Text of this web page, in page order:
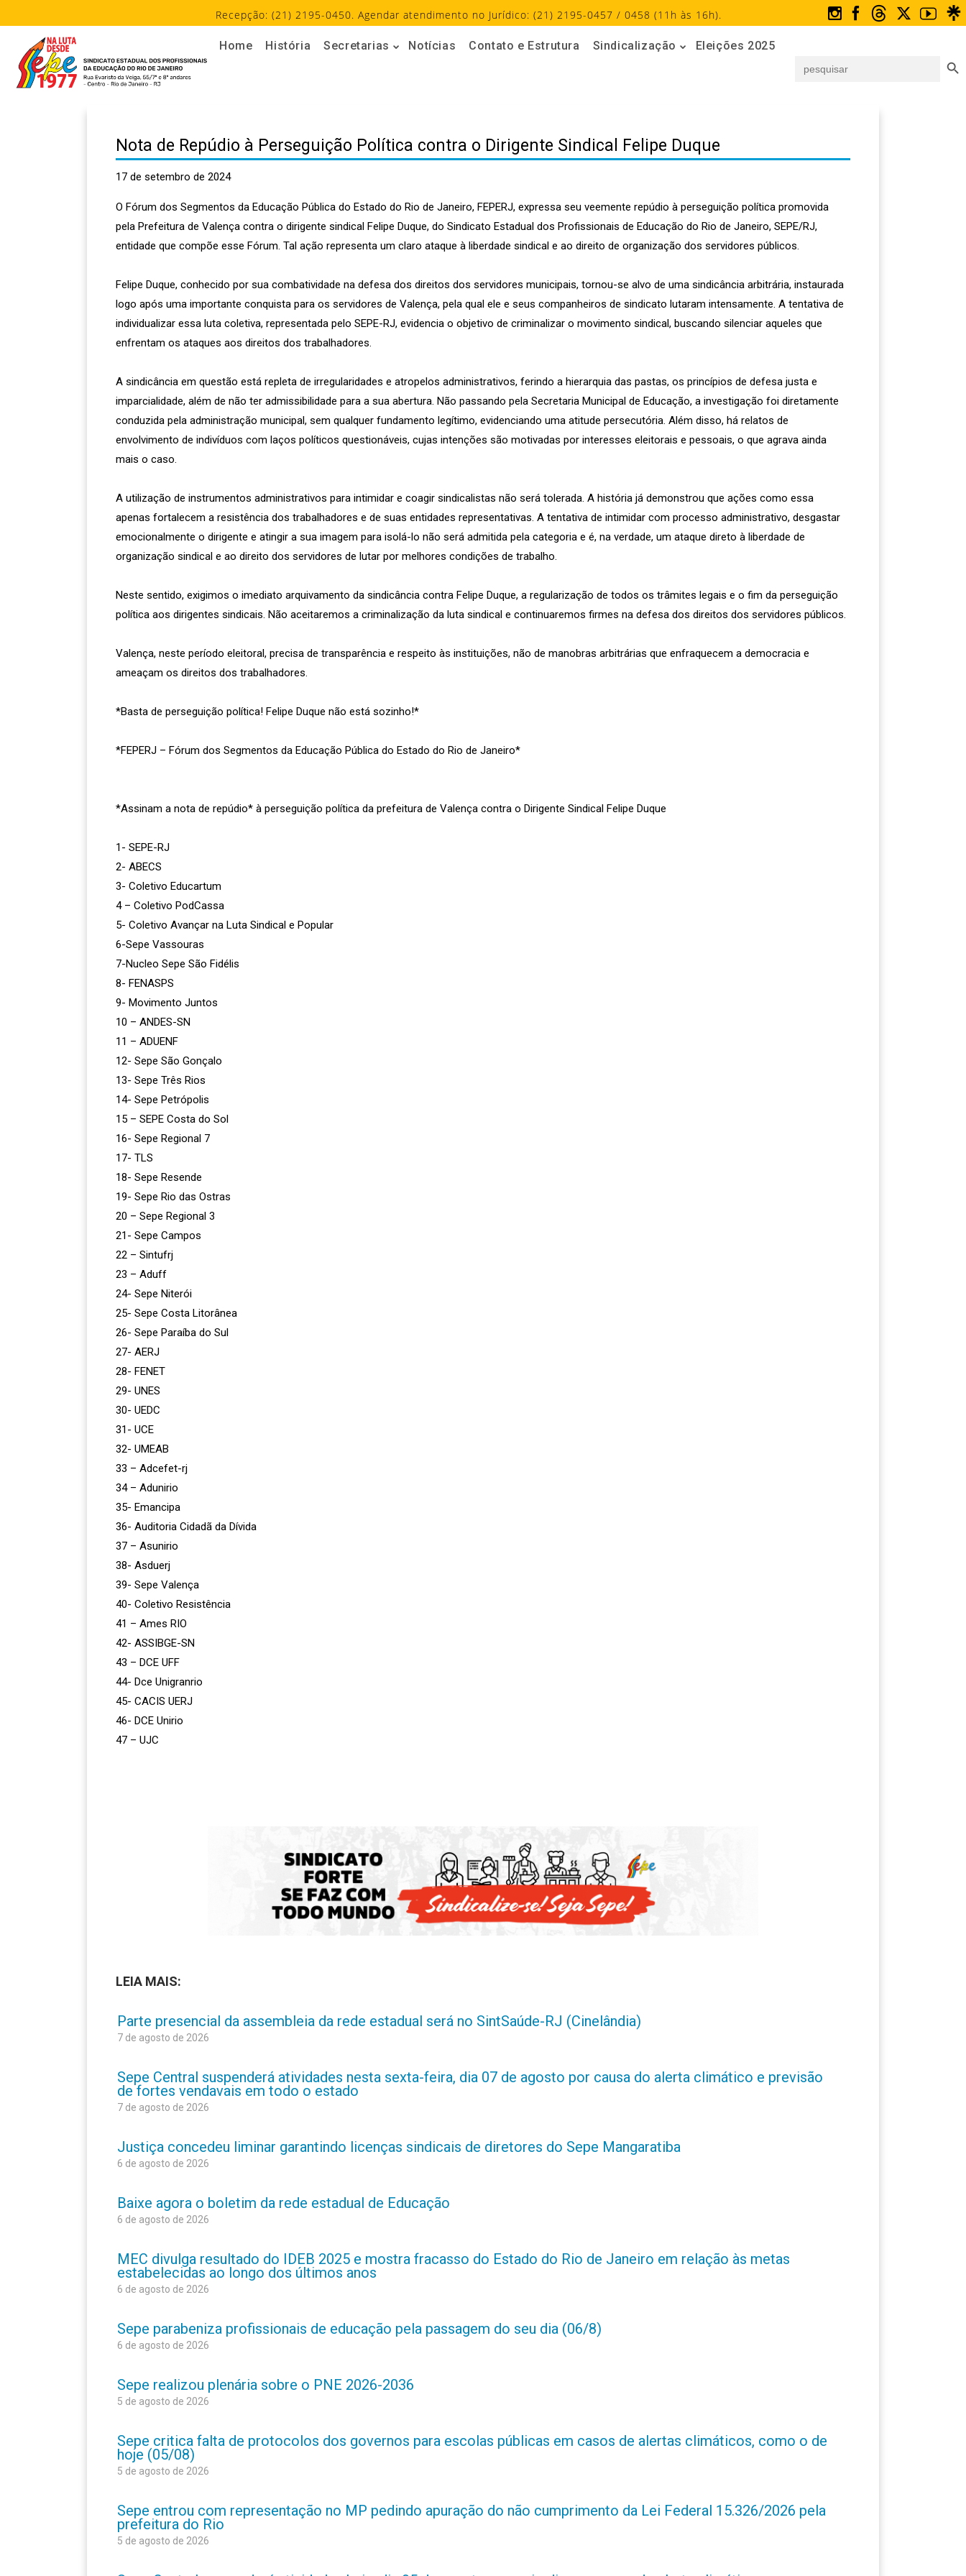
Recepção: (21) 2195-0450. Agendar atendimento no Jurídico: (21) 2195-0457 / 0458 (11h às 16h).
Home História Secretarias Notícias Contato e Estrutura Sindicalização
Eleições 2025
for:
Nota de Repúdio à Perseguição Política contra o Dirigente Sindical Felipe Duque
17 de setembro de 2024
O Fórum dos Segmentos da Educação Pública do Estado do Rio de Janeiro, FEPERJ, expressa seu veemente repúdio à perseguição política promovida
pela Prefeitura de Valença contra o dirigente sindical Felipe Duque, do Sindicato Estadual dos Profissionais de Educação do Rio de Janeiro, SEPE/RJ,
entidade que compõe esse Fórum. Tal ação representa um claro ataque à liberdade sindical e ao direito de organização dos servidores públicos.
Felipe Duque, conhecido por sua combatividade na defesa dos direitos dos servidores municipais, tornou-se alvo de uma sindicância arbitrária, instaurada
logo após uma importante conquista para os servidores de Valença, pela qual ele e seus companheiros de sindicato lutaram intensamente. A tentativa de
individualizar essa luta coletiva, representada pelo SEPE-RJ, evidencia o objetivo de criminalizar o movimento sindical, buscando silenciar aqueles que
enfrentam os ataques aos direitos dos trabalhadores.
A sindicância em questão está repleta de irregularidades e atropelos administrativos, ferindo a hierarquia das pastas, os princípios de defesa justa e
imparcialidade, além de não ter admissibilidade para a sua abertura. Não passando pela Secretaria Municipal de Educação, a investigação foi diretamente
conduzida pela administração municipal, sem qualquer fundamento legítimo, evidenciando uma atitude persecutória. Além disso, há relatos de
envolvimento de indivíduos com laços políticos questionáveis, cujas intenções são motivadas por interesses eleitorais e pessoais, o que agrava ainda
mais o caso.
A utilização de instrumentos administrativos para intimidar e coagir sindicalistas não será tolerada. A história já demonstrou que ações como essa
apenas fortalecem a resistência dos trabalhadores e de suas entidades representativas. A tentativa de intimidar com processo administrativo, desgastar
emocionalmente o dirigente e atingir a sua imagem para isolá-lo não será admitida pela categoria e é, na verdade, um ataque direto à liberdade de
organização sindical e ao direito dos servidores de lutar por melhores condições de trabalho.
Neste sentido, exigimos o imediato arquivamento da sindicância contra Felipe Duque, a regularização de todos os trâmites legais e o fim da perseguição
política aos dirigentes sindicais. Não aceitaremos a criminalização da luta sindical e continuaremos firmes na defesa dos direitos dos servidores públicos.
Valença, neste período eleitoral, precisa de transparência e respeito às instituições, não de manobras arbitrárias que enfraquecem a democracia e
ameaçam os direitos dos trabalhadores.
*Basta de perseguição política! Felipe Duque não está sozinho!*
*FEPERJ – Fórum dos Segmentos da Educação Pública do Estado do Rio de Janeiro*
*Assinam a nota de repúdio* à perseguição política da prefeitura de Valença contra o Dirigente Sindical Felipe Duque
1- SEPE-RJ
2- ABECS
3- Coletivo Educartum
4 – Coletivo PodCassa
5- Coletivo Avançar na Luta Sindical e Popular
6-Sepe Vassouras
7-Nucleo Sepe São Fidélis
8- FENASPS
9- Movimento Juntos
10 – ANDES-SN
11 – ADUENF
12- Sepe São Gonçalo
13- Sepe Três Rios
14- Sepe Petrópolis
15 – SEPE Costa do Sol
16- Sepe Regional 7
17- TLS
18- Sepe Resende
19- Sepe Rio das Ostras
20 – Sepe Regional 3
21- Sepe Campos
22 – Sintufrj
23 – Aduff
24- Sepe Niterói
25- Sepe Costa Litorânea
26- Sepe Paraíba do Sul
27- AERJ
28- FENET
29- UNES
30- UEDC
31- UCE
32- UMEAB
33 – Adcefet-rj
34 – Adunirio
35- Emancipa
36- Auditoria Cidadã da Dívida
37 – Asunirio
38- Asduerj
39- Sepe Valença
40- Coletivo Resistência
41 – Ames RIO
42- ASSIBGE-SN
43 – DCE UFF
44- Dce Unigranrio
45- CACIS UERJ
46- DCE Unirio
47 – UJC
LEIA MAIS:
Parte presencial da assembleia da rede estadual será no SintSaúde-RJ (Cinelândia)
7 de agosto de 2026
Sepe Central suspenderá atividades nesta sexta-feira, dia 07 de agosto por causa do alerta climático e previsão
de fortes vendavais em todo o estado
7 de agosto de 2026
Justiça concedeu liminar garantindo licenças sindicais de diretores do Sepe Mangaratiba
6 de agosto de 2026
Baixe agora o boletim da rede estadual de Educação
6 de agosto de 2026
MEC divulga resultado do IDEB 2025 e mostra fracasso do Estado do Rio de Janeiro em relação às metas
estabelecidas ao longo dos últimos anos
6 de agosto de 2026
Sepe parabeniza profissionais de educação pela passagem do seu dia (06/8)
6 de agosto de 2026
Sepe realizou plenária sobre o PNE 2026-2036
5 de agosto de 2026
Sepe critica falta de protocolos dos governos para escolas públicas em casos de alertas climáticos, como o de
hoje (05/08)
5 de agosto de 2026
Sepe entrou com representação no MP pedindo apuração do não cumprimento da Lei Federal 15.326/2026 pela
prefeitura do Rio
5 de agosto de 2026